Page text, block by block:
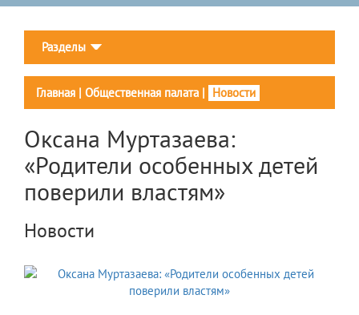
Разделы
Главная | Общественная палата | Новости
Оксана Муртазаева:
«Родители особенных детей
поверили властям»
Новости